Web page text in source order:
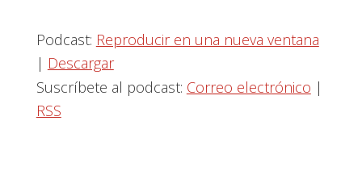
Podcast: Reproducir en una nueva ventana
| Descargar
Suscríbete al podcast: Correo electrónico |
RSS